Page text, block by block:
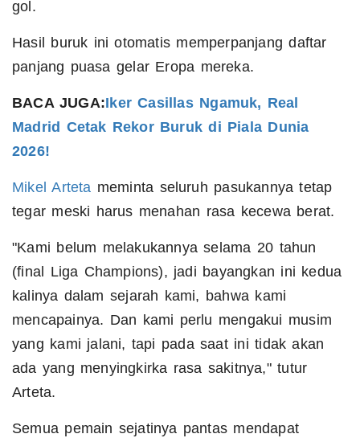
gol.
Hasil buruk ini otomatis memperpanjang daftar
panjang puasa gelar Eropa mereka.
BACA JUGA:Iker Casillas Ngamuk, Real
Madrid Cetak Rekor Buruk di Piala Dunia
2026!
Mikel Arteta meminta seluruh pasukannya tetap
tegar meski harus menahan rasa kecewa berat.
"Kami belum melakukannya selama 20 tahun
(final Liga Champions), jadi bayangkan ini kedua
kalinya dalam sejarah kami, bahwa kami
mencapainya. Dan kami perlu mengakui musim
yang kami jalani, tapi pada saat ini tidak akan
ada yang menyingkirka rasa sakitnya," tutur
Arteta.
Semua pemain sejatinya pantas mendapat